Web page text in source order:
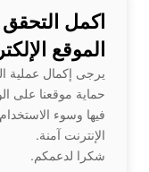
اكمل التحقق
الموقع
يرجى إكمال عملية
حماية موقعنا على
فيها وسوء
الإنترنت آمنة.
شكرا لدعمكم.